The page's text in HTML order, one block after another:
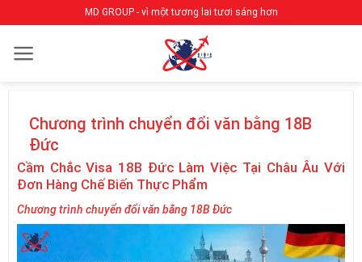
qua
nội
MD GROUP - vì một tương lai tươi sáng hơn
Chương trình chuyển đổi văn bằng 18B
Đức
Cầm Chắc Visa 18B Đức Làm Việc Tại Châu Âu Với
Đơn Hàng Chế Biến Thực Phẩm
Chương trình chuyển đổi văn bằng 18B Đức